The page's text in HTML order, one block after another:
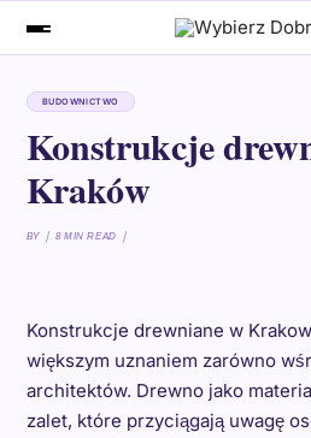
BUDOWNICTWO
Konstrukcje
Kraków
BY 8 MIN READ
Konstrukcje drewniane w
większym uznaniem zarówno
architektów. Drewno jako
zalet, które przyciągają uwagę